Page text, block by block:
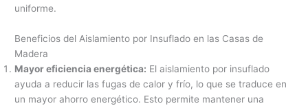
uniforme.
Beneficios del Aislamiento por Insuflado en las Casas de
Madera
Mayor eficiencia energética: El aislamiento por insuflado
ayuda a reducir las fugas de calor y frío, lo que se traduce en
un mayor ahorro energético. Esto permite mantener una